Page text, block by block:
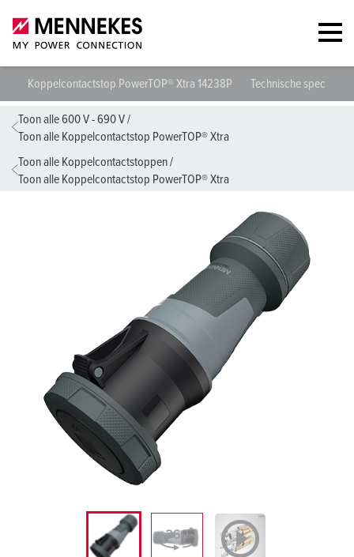
Koppelcontactstop PowerTOP® Xtra 14238P Technische
Toon alle 600 V - 690 V/
Toon alle Koppelcontactstop PowerTOP® Xtra
Toon alle Koppelcontactstoppen/
Toon alle Koppelcontactstop PowerTOP® Xtra